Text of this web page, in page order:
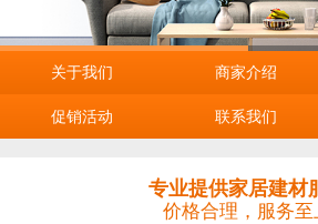
关于我们 商家介绍
促销活动 联系我们
专业提供家居建材
价格合理，服务至